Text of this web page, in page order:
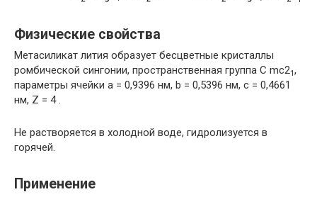
Физические свойства
Метасиликат лития образует бесцветные кристаллы
ромбической сингонии, пространственная группа C mc21 ,
параметры ячейки a = 0,9396 нм, b = 0,5396 нм, c = 0,4661
нм, Z = 4 .
Не растворяется в холодной воде, гидролизуется в
горячей.
Применение